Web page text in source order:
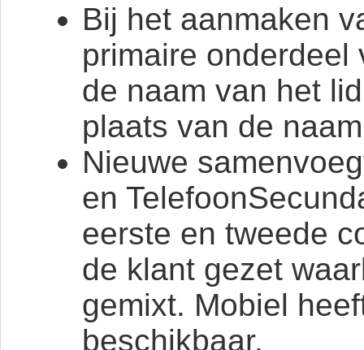
Bij het aanmaken
primaire onderdeel
de naam van het
plaats van de
Nieuwe
en
eerste en tweede
de klant gezet
gemixt. Mobiel
beschikbaar.